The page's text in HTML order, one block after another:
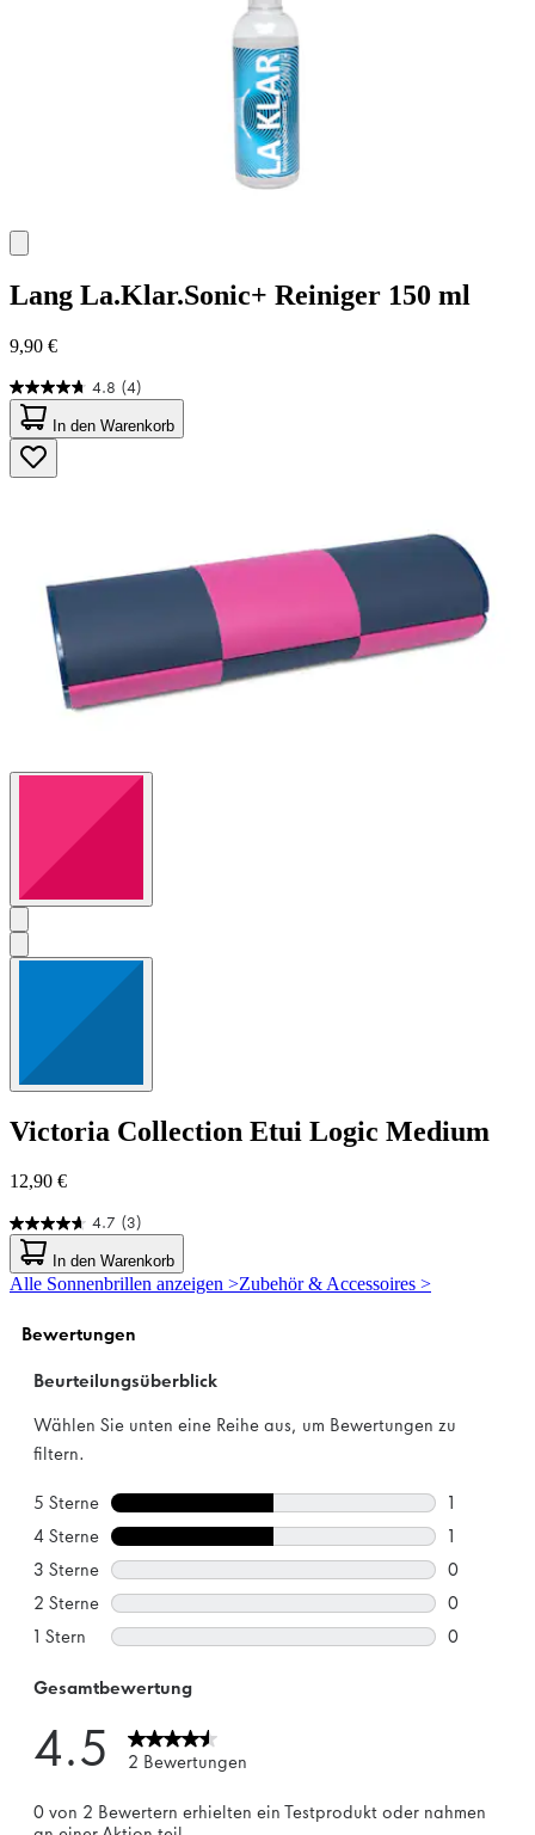
Lang La.Klar.Sonic+ Reiniger 150 ml
9,90 €
4.8 (4)
4.8
von
5
Sternen.
4
In den Warenkorb
Victoria Collection Etui Logic Medium
12,90 €
4.7 (3)
4.7
von
5
Sternen.
Bewertungen
In den Warenkorb
Alle Sonnenbrillen anzeigen >Zubehör & Accessoires >